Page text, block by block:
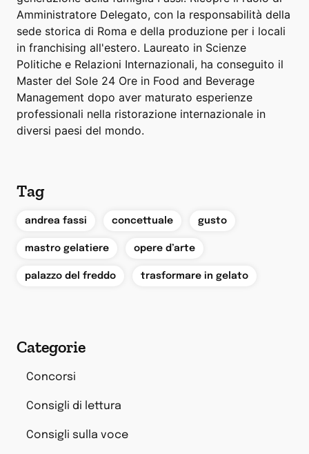
Amministratore Delegato, con la responsabilità della
sede storica di Roma e della produzione per i locali
in franchising all'estero. Laureato in Scienze
Politiche e Relazioni Internazionali, ha conseguito il
Master del Sole 24 Ore in Food and Beverage
Management dopo aver maturato esperienze
professionali nella ristorazione internazionale in
diversi paesi del mondo.
Tag
andrea fassi concettuale gusto
mastro gelatiere opere d’arte
palazzo del freddo trasformare in gelato
Categorie
Concorsi
Consigli di lettura
Consigli sulla voce